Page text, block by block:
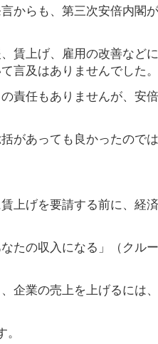
からも、第三次安倍内閣
賃上げ、雇用の改善などに
言及はありませんでした。
任もありませんが、安倍
があっても良かったのでは
上げを要請する前に、経
たの収入になる」（クル
企業の売上を上げるには